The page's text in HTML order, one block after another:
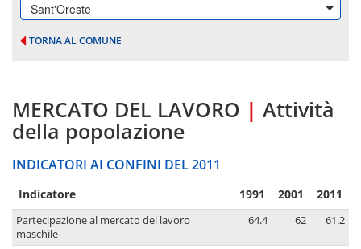
Sant'Oreste
TORNA AL COMUNE
MERCATO DEL LAVORO | Attività
della popolazione
INDICATORI AI CONFINI DEL 2011
Indicatore 1991 2001 2011
Partecipazione al mercato del lavoro
maschile
64.4 62 61.2